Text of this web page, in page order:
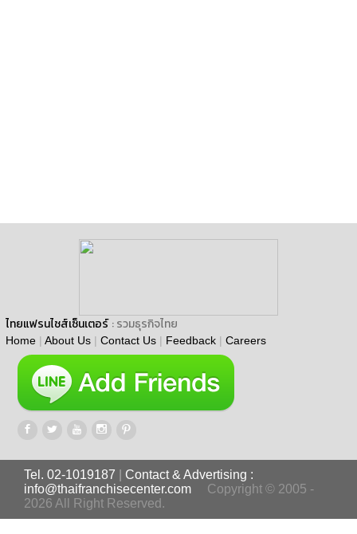
ไทยแฟรนไชส์เซ็นเตอร์ : รวมธุรกิจไทย
Home | About Us | Contact Us | Feedback | Careers
Tel. 02-1019187
Contact & Advertising :
info@thaifranchisecenter.com
Copyright © 2005 -
2026 All Right Reserved.